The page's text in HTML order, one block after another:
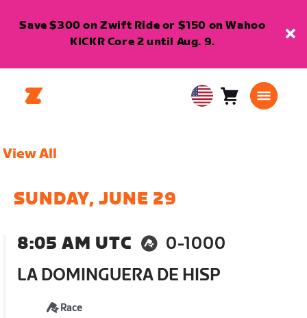
Save $300 on Zwift Ride or $150 on Wahoo
KICKR Core 2 until Aug. 9.
USA Cart0
View All
SUNDAY, JUNE 29
8:05 AM UTC
0-1000
LA DOMINGUERA DE HISP
Race